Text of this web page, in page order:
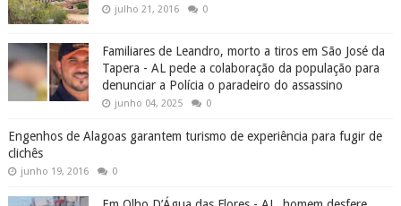
julho 21, 2016 0
Familiares de Leandro, morto a tiros em São José da
Tapera - AL pede a colaboração da população para
denunciar a Polícia o paradeiro do assassino
junho 04, 2025 0
Engenhos de Alagoas garantem turismo de experiência para fugir de
clichês
junho 19, 2016 0